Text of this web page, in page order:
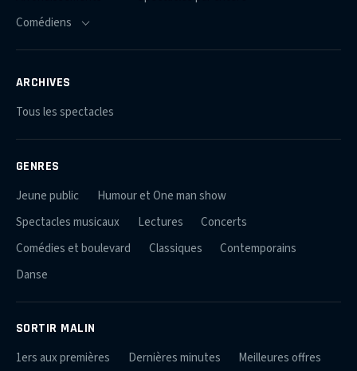
ARCHIVES
Tous les spectacles
GENRES
Jeune public
Humour et One man show
Spectacles musicaux
Lectures
Concerts
Comédies et boulevard
Classiques
Contemporains
Danse
SORTIR MALIN
1ers aux premières Dernières minutes Meilleures offres